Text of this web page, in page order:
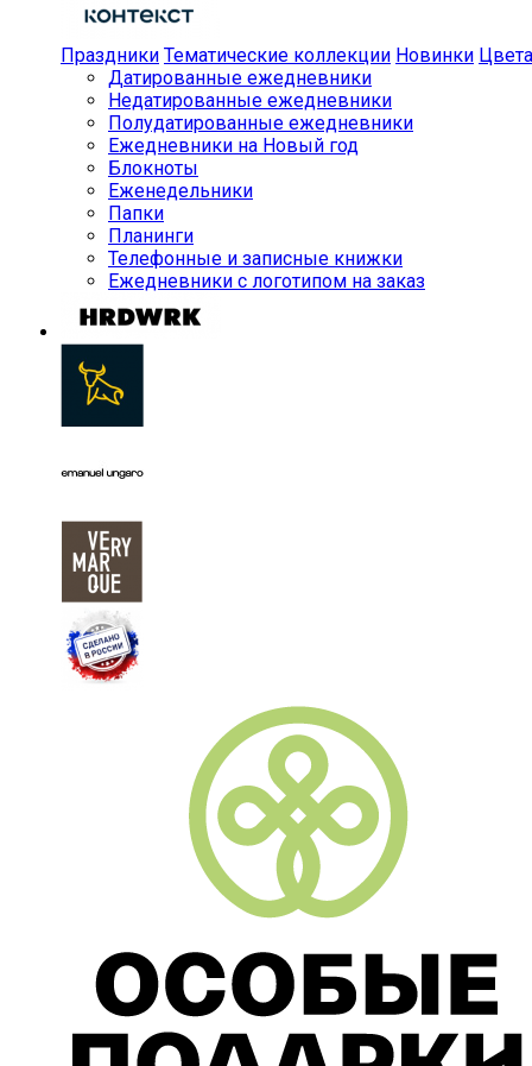
Праздники Тематические коллекции Новинки Цвета
Датированные ежедневники
Недатированные ежедневники
Полудатированные ежедневники
Ежедневники на Новый год
Блокноты
Еженедельники
Папки
Планинги
Телефонные и записные книжки
Ежедневники с логотипом на заказ